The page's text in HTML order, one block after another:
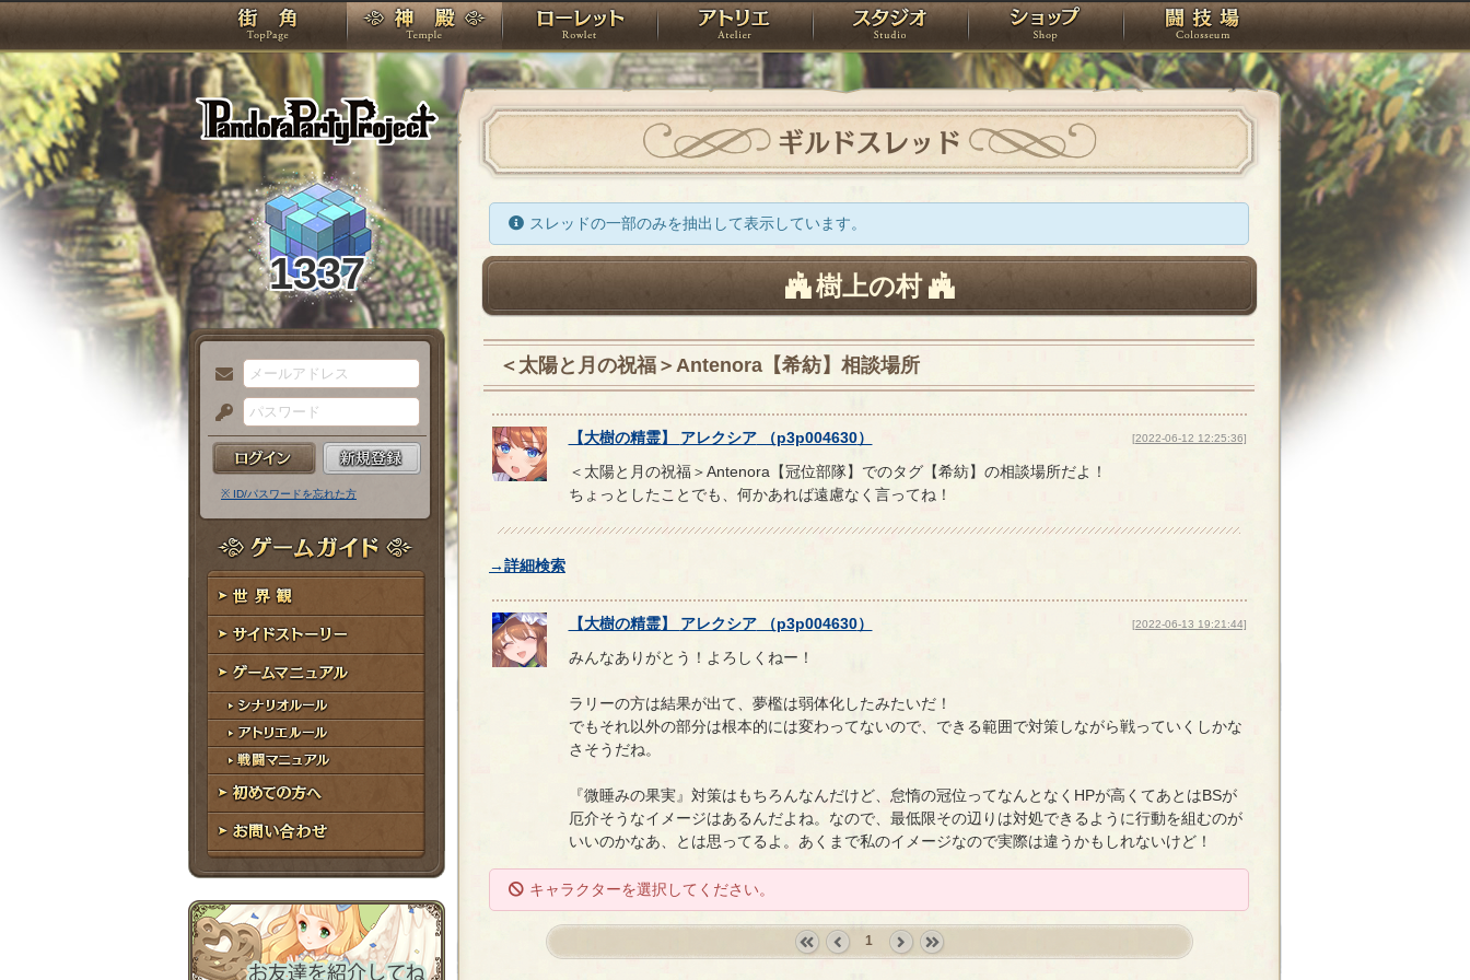
PandoraPartyProject
TOP 神殿 ローレット アトリエ スタジオ ショップ 闘技場
1337
メ
ー
ル
ア
ド
レ
ス
パ
ス
ー
ド
※ ID/パスワードを忘れた方
ゲームガイド
世界観
サイドストーリー
ゲームマニュアル
シナリオルール
アトリエルール
戦闘マニュアル
初めての方へ
お問い合わせ
ギルドスレッド
スレッドの一部のみを抽出して表示しています。
樹上の村
＜太陽と月の祝福＞Antenora【希紡】相談場所
【大樹の精霊】 アレクシア（p3p004630） [2022-06-12 12:25:36]
＜太陽と月の祝福＞Antenora【冠位部隊】でのタグ【希紡】の相談場所だよ！
ちょっとしたことでも、何かあれば遠慮なく言ってね！
→詳細検索
【大樹の精霊】 アレクシア（p3p004630） [2022-06-13 19:21:44]
みんなありがとう！よろしくねー！
ラリーの方は結果が出て、夢檻は弱体化したみたいだ！
でもそれ以外の部分は根本的には変わってないので、できる範囲で対策しながら戦っていくしかな
さそうだね。
『微睡みの果実』対策はもちろんなんだけど、怠惰の冠位ってなんとなくHPが高くてあとはBSが
厄介そうなイメージはあるんだよね。なので、最低限その辺りは対処できるように行動を組むのが
いいのかなあ、とは思ってるよ。あくまで私のイメージなので実際は違うかもしれないけど！
キャラクターを選択してください。
1